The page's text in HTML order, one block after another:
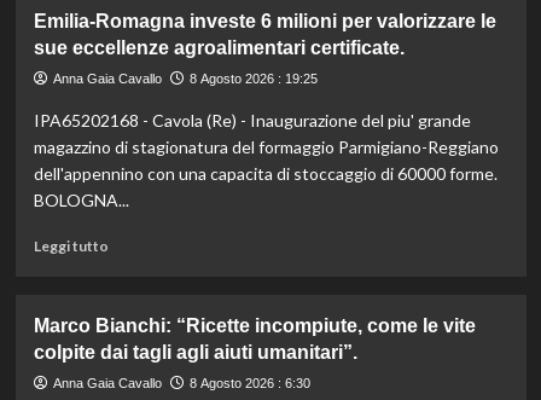
Emilia-Romagna investe 6 milioni per valorizzare le
sue eccellenze agroalimentari certificate.
Anna Gaia Cavallo 8 Agosto 2026 : 19:25
IPA65202168 - Cavola (Re) - Inaugurazione del piu' grande
magazzino di stagionatura del formaggio Parmigiano-Reggiano
dell'appennino con una capacita di stoccaggio di 60000 forme.
BOLOGNA...
Leggi tuttoLeggi
Emilia-
Romagna
investe
Marco Bianchi: “Ricette incompiute, come le vite
colpite dai tagli agli aiuti umanitari”.
Anna Gaia Cavallo 8 Agosto 2026 : 6:30